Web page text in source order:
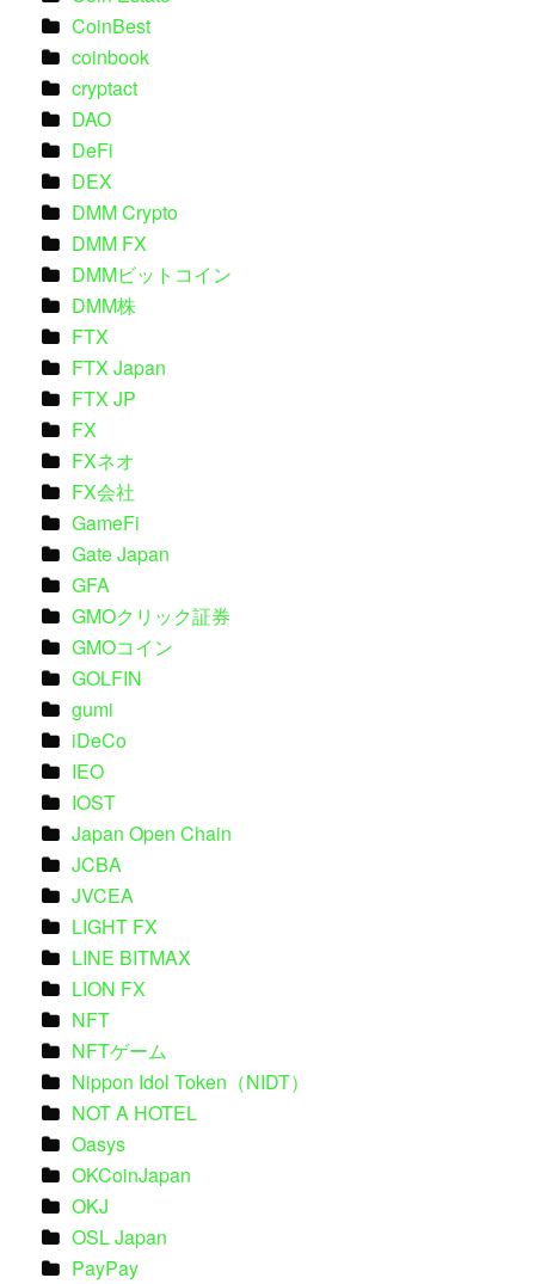
CoinBest
coinbook
cryptact
DAO
DeFi
DEX
DMM Crypto
DMM FX
DMMビットコイン
DMM株
FTX
FTX Japan
FTX JP
FX
FXネオ
FX会社
GameFi
Gate Japan
GFA
GMOクリック証券
GMOコイン
GOLFIN
gumi
iDeCo
IEO
IOST
Japan Open Chain
JCBA
JVCEA
LIGHT FX
LINE BITMAX
LION FX
NFT
NFTゲーム
Nippon Idol Token（NIDT）
NOT A HOTEL
Oasys
OKCoinJapan
OKJ
OSL Japan
PayPay